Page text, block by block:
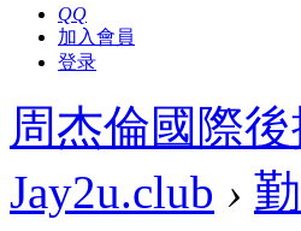
QQ
加入會員
登录
周杰倫國際後
Jay2u.club ›